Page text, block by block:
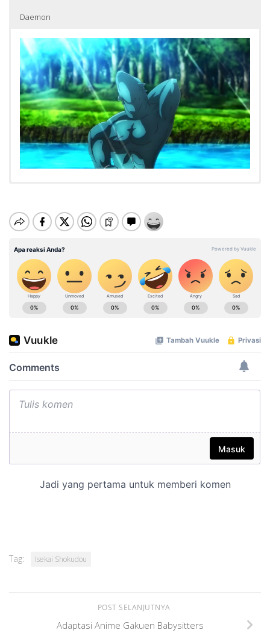
Daemon
Tag: Isekai Shokudou
POST SELANJUTNYA
Adaptasi Anime Gakuen Babysitters